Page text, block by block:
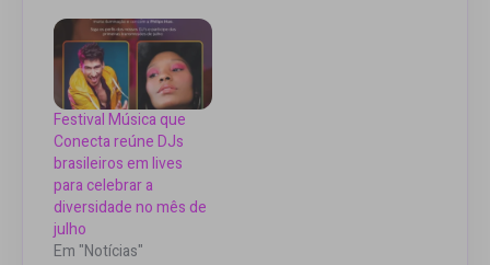
Festival Música que
Conecta reúne DJs
brasileiros em lives
para celebrar a
diversidade no mês de
julho
Em "Notícias"